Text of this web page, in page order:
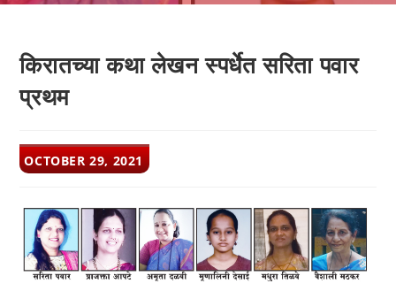
किरातच्या कथा लेखन स्पर्धेत सरिता पवार
प्रथम
POST
PUBLISHED:
OCTOBER 29, 2021